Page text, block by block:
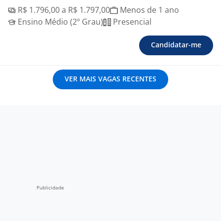
R$ 1.796,00 a R$ 1.797,00
Menos de 1 ano
Ensino Médio (2º Grau)
Presencial
Candidatar-me
VER MAIS VAGAS RECENTES